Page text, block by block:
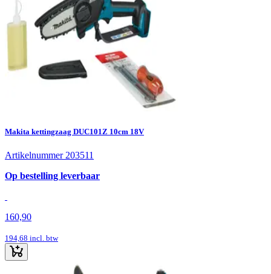
Makita kettingzaag DUC101Z 10cm 18V
Artikelnummer 203511
Op bestelling leverbaar
160,90
194,68 incl. btw